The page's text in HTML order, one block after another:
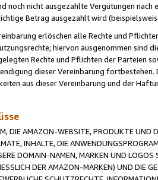
noch nicht ausgezahlte Vergütungen
Betrag ausgezahlt wird
erlöschen alle Rechte und
hiervon ausgenommen sind
Rechte und Pflichten der Parteien
dieser Vereinbarung
aus dieser Vereinbarung und der
DIE AMAZON-WEBSITE, PRODUKTE UND
INHALTE, DIE
DOMAIN-NAMEN, MARKEN UND
DER AMAZON-MARKEN) UND DIE